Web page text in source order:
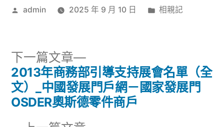
作
admin 2025 年 9 月 10 日
分
相親記
文
章
下一篇文章
下
一
篇
文
2013年商務部引導支持展會名單（全
文）_中國發展門戶網－國家發展門
OSDER奧斯德零件商戶